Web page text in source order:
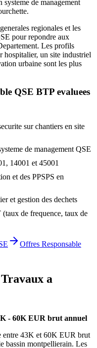
de management
regionales et les
pour repondre aux
Les profils
hospitalier, un site industriel
urbaine sont les plus
QSE BTP evaluees
sur chantiers en site
de management QSE
14001 et 45001
et des PPSPS en
et gestion des dechets
de frequence, taux de
Offres Responsable
a
- 60K EUR brut annuel
entre 43K et 60K EUR brut
bassin montpellierain. Les